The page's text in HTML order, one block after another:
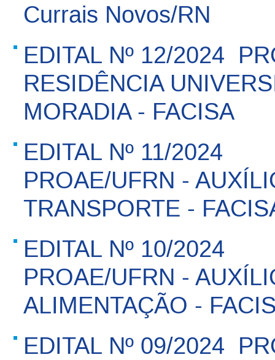
Currais Novos/RN
EDITAL Nº 12/2024 
RESIDÊNCIA
MORADIA - FACISA
EDITAL Nº 11/2024 
PROAE/UFRN -
TRANSPORTE -
EDITAL Nº 10/2024 
PROAE/UFRN -
ALIMENTAÇÃO -
EDITAL Nº 09/2024 